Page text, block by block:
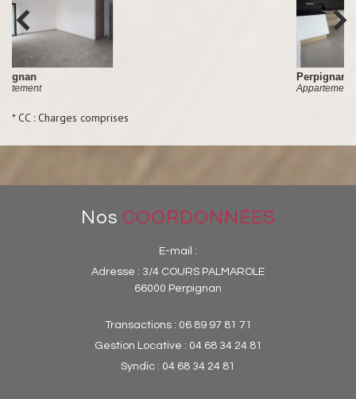
* CC : Charges comprises
Nos COORDONNÉES
E-mail :
Adresse : 3/4 COURS PALMAROLE
66000 Perpignan
Transactions : 06 89 97 81 71
Gestion Locative : 04 68 34 24 81
Syndic : 04 68 34 24 81